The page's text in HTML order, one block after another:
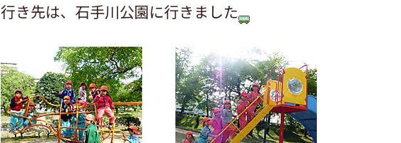
行き先は、石手川公園に行きました